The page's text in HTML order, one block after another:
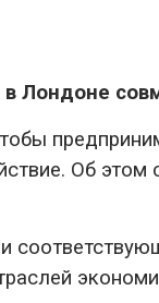
Лондоне
Об этом